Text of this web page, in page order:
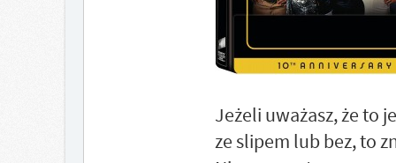
Jeżeli uważasz, że to
ze slipem lub bez, to